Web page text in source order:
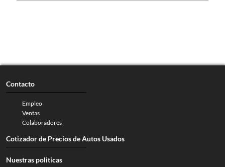
Contacto
Empleo
Ventas
Colaboradores
Cotizador de Precios de Autos Usados
Nuestras politicas